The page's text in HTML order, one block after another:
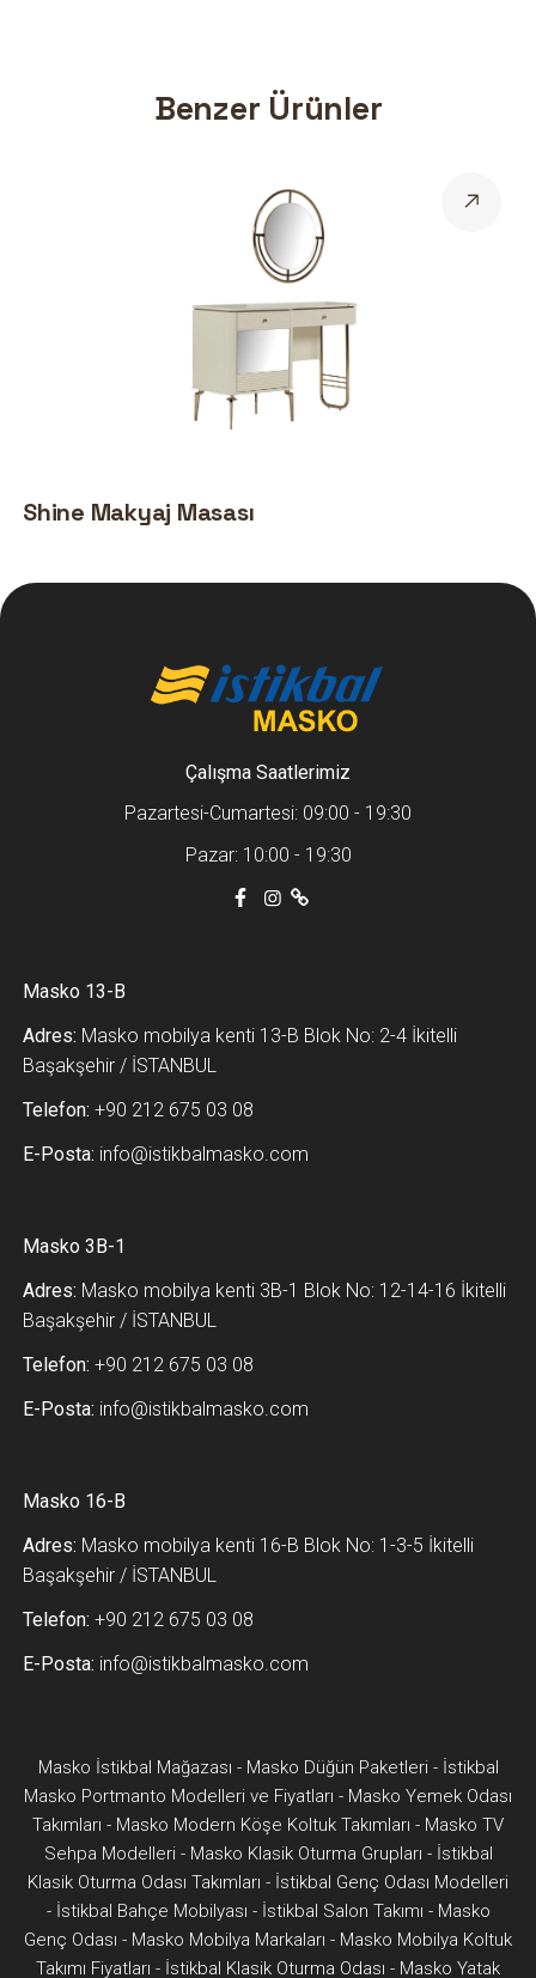
Benzer Ürünler
Shine Makyaj Masası
Çalışma Saatlerimiz
Pazartesi-Cumartesi: 09:00 - 19:30
Pazar: 10:00 - 19:30
Masko 13-B
Adres: Masko mobilya kenti 13-B Blok No: 2-4 İkitelli
Başakşehir / İSTANBUL
Telefon: +90 212 675 03 08
E-Posta: info@istikbalmasko.com
Masko 3B-1
Adres: Masko mobilya kenti 3B-1 Blok No: 12-14-16 İkitelli
Başakşehir / İSTANBUL
Telefon: +90 212 675 03 08
E-Posta: info@istikbalmasko.com
Masko 16-B
Adres: Masko mobilya kenti 16-B Blok No: 1-3-5 İkitelli
Başakşehir / İSTANBUL
Telefon: +90 212 675 03 08
E-Posta: info@istikbalmasko.com
Masko İstikbal Mağazası - Masko Düğün Paketleri- İstikbal
Masko Portmanto Modelleri ve Fiyatları - Masko Yemek Odası
Takımları - Masko Modern Köşe Koltuk Takımları - Masko TV
Sehpa Modelleri- Masko Klasik Oturma Grupları - İstikbal
Klasik Oturma Odası Takımları - İstikbal Genç Odası Modelleri
- İstikbal Bahçe Mobilyası - İstikbal Salon Takımı - Masko
Genç Odası - Masko Mobilya Markaları - Masko Mobilya Koltuk
Takımı Fiyatları - İstikbal Klasik Oturma Odası - Masko Yatak